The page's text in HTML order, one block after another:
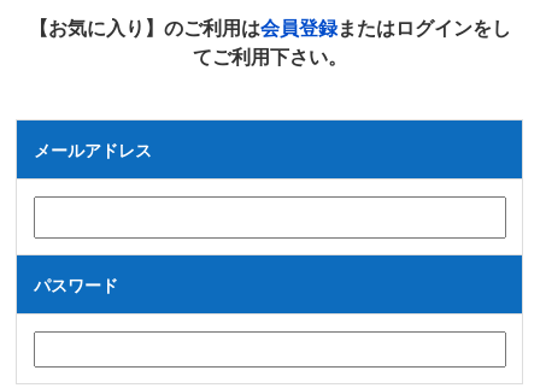
【お気に入り】のご利用は会員登録またはログインをし
てご利用下さい。
メールアドレス
パスワード